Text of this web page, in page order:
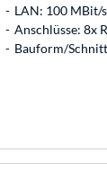
LAN: 100 MBit/
Anschlüsse: 8x
Bauform/